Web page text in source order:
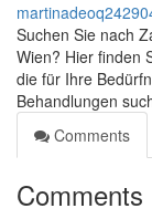
Suchen Sie nach
Wien? Hier finden
die für Ihre
Behandlungen
Comments
Comments